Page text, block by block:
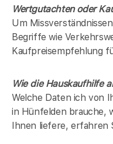
Wertgutachten oder
Um
Begriffe wie
Kaufpreisempfehlung
Wie die Hauskaufhilfe
Welche Daten ich von
in Hünfelden brauche,
Ihnen liefere, erfahren